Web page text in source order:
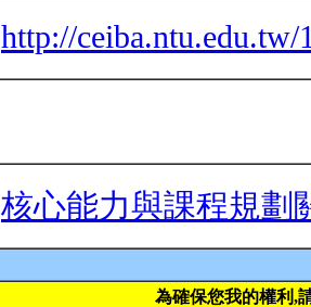
http://ceiba.ntu.edu.tw/
核心能力與課程規劃
為確保您我的權利,